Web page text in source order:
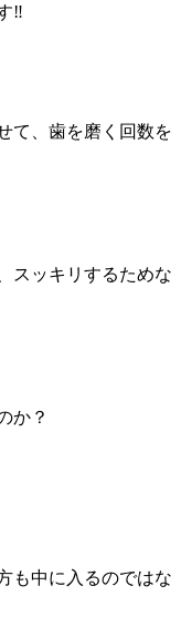
‼︎
て、歯を磨く回数を
スッキリするためな
か？
も中に入るのではな